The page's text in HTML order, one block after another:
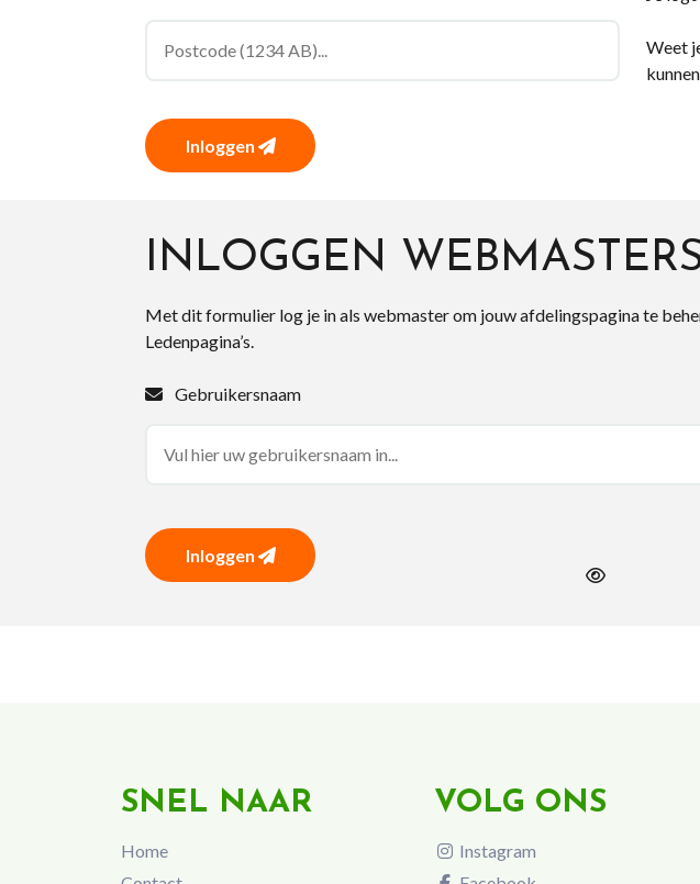
Inloggen
Weet
INLOGGEN
Met dit formulier log je in als webmaster om jouw afdelingspagina te
Ledenpagina’s.
Gebruikersnaam
Inloggen
SNEL NAAR
Home
VOLG ONS
Instagram